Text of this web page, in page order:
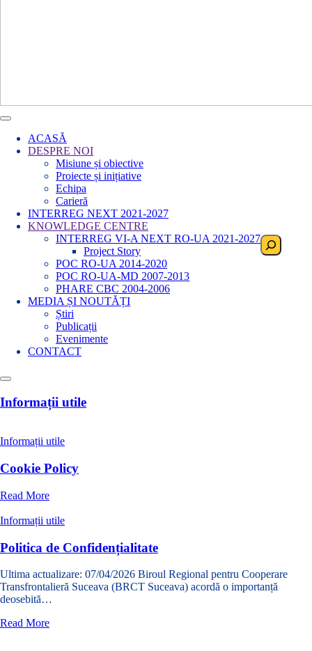
ACASĂ
DESPRE NOI
Misiune și obiective
Proiecte și inițiative
Echipa
Carieră
INTERREG NEXT 2021-2027
KNOWLEDGE CENTRE
INTERREG VI-A NEXT RO-UA 2021-2027
Project Story
POC RO-UA 2014-2020
POC RO-UA-MD 2007-2013
PHARE CBC 2004-2006
MEDIA ȘI NOUTĂȚI
Știri
Publicații
Evenimente
CONTACT
Search
Informații utile
Informații utile
Cookie Policy
Read Moredespre
Policy
Informații utile
Politica de Confidențialitate
Ultima actualizare: 07/04/2026 Biroul Regional pentru Cooperare
Transfrontalieră Suceava (BRCT Suceava) acordă o importanță
deosebită…
Read Moredespre